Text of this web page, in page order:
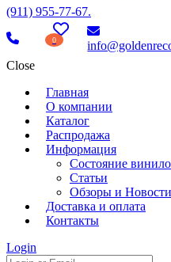
(911) 955-77-67.
0
Close
Главная
О компании
Каталог
Распродажа
Информация
Состояние
Статьи
Обзоры и Новости
Доставка и оплата
Контакты
Login